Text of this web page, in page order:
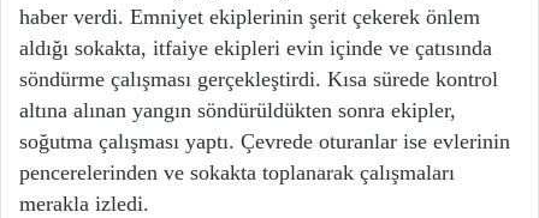
haber verdi. Emniyet ekiplerinin şerit çekerek önlem
aldığı sokakta, itfaiye ekipleri evin içinde ve çatısında
söndürme çalışması gerçekleştirdi. Kısa sürede kontrol
altına alınan yangın söndürüldükten sonra ekipler,
soğutma çalışması yaptı. Çevrede oturanlar ise evlerinin
pencerelerinden ve sokakta toplanarak çalışmaları
merakla izledi.